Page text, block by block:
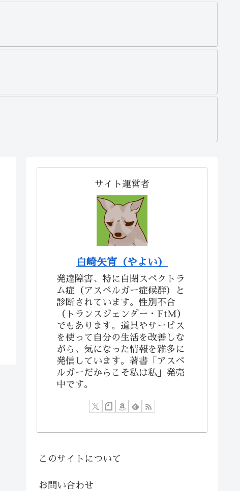
サイト運営者
白崎矢宵（やよい）
発達障害、特に自閉スペクトラ
ム症（アスペルガー症候群）と
診断されています。性別不合
（トランスジェンダー・FtM）
でもあります。道具やサービス
を使って自分の生活を改善しな
がら、気になった情報を雑多に
発信しています。著書「アスペ
ルガーだからこそ私は私」発売
中です。
このサイトについて
お問い合わせ